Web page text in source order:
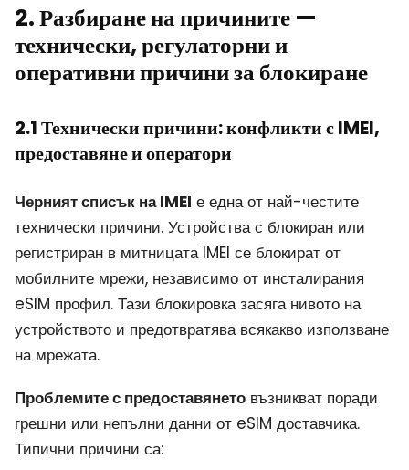
2. Разбиране на причините —
технически, регулаторни и
оперативни причини за блокиране
2.1 Технически причини: конфликти с IMEI,
предоставяне и оператори
Черният списък на IMEI е една от най-честите
технически причини. Устройства с блокиран или
регистриран в митницата IMEI се блокират от
мобилните мрежи, независимо от инсталирания
eSIM профил. Тази блокировка засяга нивото на
устройството и предотвратява всякакво използване
на мрежата.
Проблемите с предоставянето възникват поради
грешни или непълни данни от eSIM доставчика.
Типични причини са: